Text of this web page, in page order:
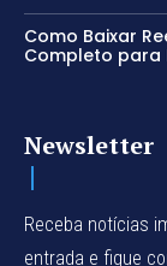
Como Baixar
Completo para
Newsletter
Receba notícias
entrada e fique